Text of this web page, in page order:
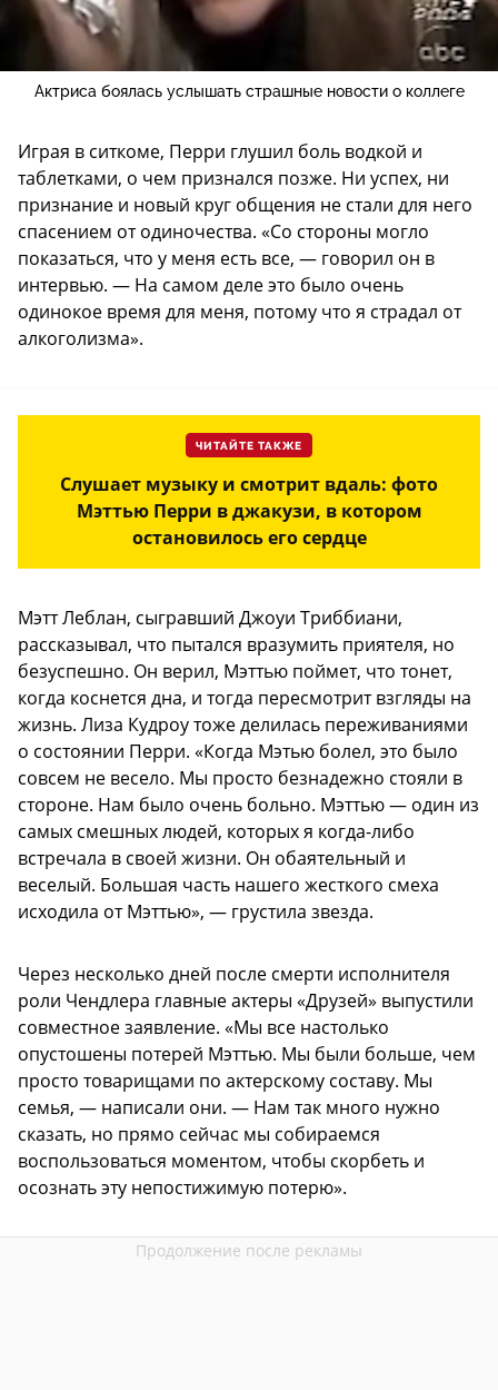
Актриса боялась услышать страшные новости о коллеге
Играя в ситкоме, Перри глушил боль водкой и
таблетками, о чем признался позже. Ни успех, ни
признание и новый круг общения не стали для него
спасением от одиночества. «Со стороны могло
показаться, что у меня есть все, — говорил он в
интервью. — На самом деле это было очень
одинокое время для меня, потому что я страдал от
алкоголизма».
ЧИТАЙТЕ ТАКЖЕ
Слушает музыку и смотрит вдаль: фото
Мэттью Перри в джакузи, в котором
остановилось его сердце
Мэтт Леблан, сыгравший Джоуи Триббиани,
рассказывал, что пытался вразумить приятеля, но
безуспешно. Он верил, Мэттью поймет, что тонет,
когда коснется дна, и тогда пересмотрит взгляды на
жизнь. Лиза Кудроу тоже делилась переживаниями
о состоянии Перри. «Когда Мэтью болел, это было
совсем не весело. Мы просто безнадежно стояли в
стороне. Нам было очень больно. Мэттью — один из
самых смешных людей, которых я когда-либо
встречала в своей жизни. Он обаятельный и
веселый. Большая часть нашего жесткого смеха
исходила от Мэттью», — грустила звезда.
Через несколько дней после смерти исполнителя
роли Чендлера главные актеры «Друзей» выпустили
совместное заявление. «Мы все настолько
опустошены потерей Мэттью. Мы были больше, чем
просто товарищами по актерскому составу. Мы
семья, — написали они. — Нам так много нужно
сказать, но прямо сейчас мы собираемся
воспользоваться моментом, чтобы скорбеть и
осознать эту непостижимую потерю».